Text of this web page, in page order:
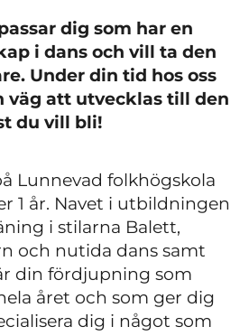
dig som har en
i dans och vill ta den
Under din tid hos oss
väg att utvecklas till den
du vill bli!
Lunnevad folkhögskola
1 år. Navet i utbildningen
i stilarna Balett,
och nutida dans samt
din fördjupning som
året och som ger dig
dig i något som